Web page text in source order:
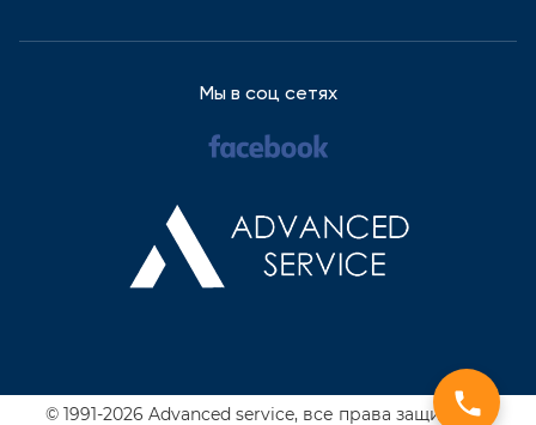
Мы в соц сетях
© 1991-2026 Advanced service, все права защищены